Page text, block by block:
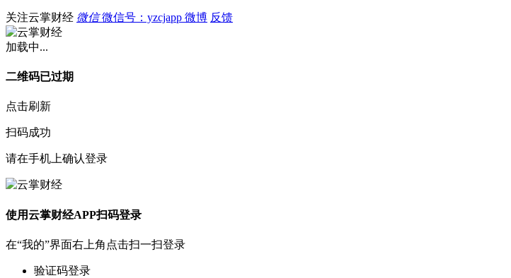
关注云掌财经 微信 微信号：yzcjapp 微博 反馈
加载中...
二维码已过期
点击刷新
扫码成功
请在手机上确认登录
使用云掌财经APP扫码登录
在“我的”界面右上角点击扫一扫登录
验证码登录